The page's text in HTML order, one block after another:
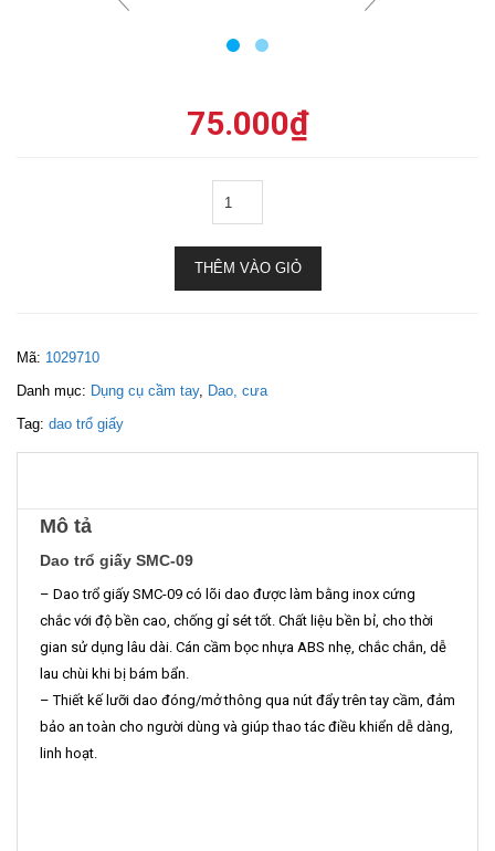
75.000₫
THÊM VÀO GIỎ
Mã: 1029710
Danh mục: Dụng cụ cầm tay, Dao, cưa
Tag: dao trổ giấy
Mô tả
Dao trổ giấy SMC-09
– Dao trổ giấy SMC-09 có lõi dao được làm bằng inox cứng
chắc với độ bền cao, chống gỉ sét tốt. Chất liệu bền bỉ, cho thời
gian sử dụng lâu dài. Cán cầm bọc nhựa ABS nhẹ, chắc chắn, dễ
lau chùi khi bị bám bẩn.
– Thiết kế lưỡi dao đóng/mở thông qua nút đẩy trên tay cầm, đảm
bảo an toàn cho người dùng và giúp thao tác điều khiển dễ dàng,
linh hoạt.